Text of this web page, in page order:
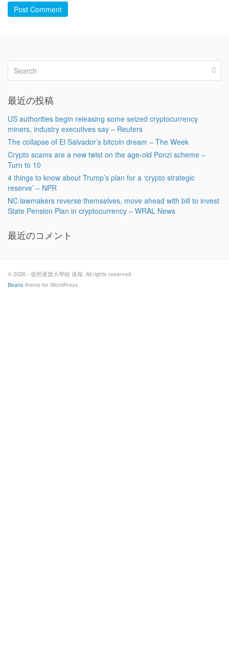
Post Comment
最近の投稿
US authorities begin releasing some seized cryptocurrency
miners, industry executives say – Reuters
The collapse of El Salvador’s bitcoin dream – The Week
Crypto scams are a new twist on the age-old Ponzi scheme –
Turn to 10
4 things to know about Trump’s plan for a ‘crypto strategic
reserve’ – NPR
NC lawmakers reverse themselves, move ahead with bill to invest
State Pension Plan in cryptocurrency – WRAL News
最近のコメント
© 2026 - 仮想通貨大學校 速報. All rights reserved.
Beans theme for WordPress.